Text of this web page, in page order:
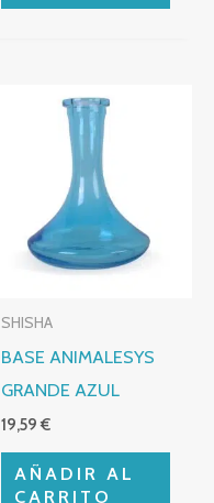
SHISHA
BASE ANIMALESYS
GRANDE AZUL
19,59€
AÑADIR AL
CARRITO